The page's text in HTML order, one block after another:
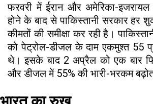
फरवरी में ईरान और अमेरिका-
होने के बाद से पाकिस्तानी सरकार हर
कीमतों की समीक्षा कर रही है।
को पेट्रोल-डीजल के दाम एकमुश्त ₹55
थे। इसके बाद 2 अप्रैल को एक बार
और डीजल में 55% की भारी-भरकम